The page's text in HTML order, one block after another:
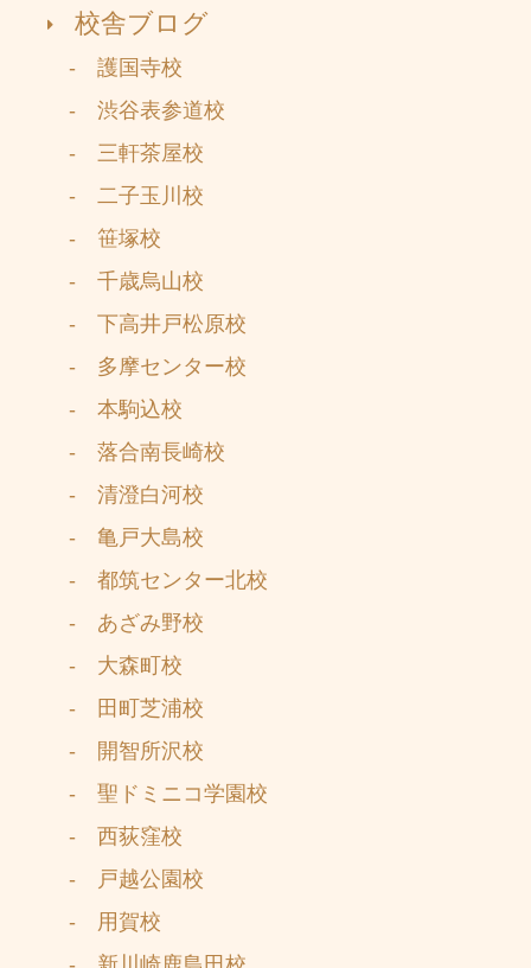
校舎ブログ
- 護国寺校
- 渋谷表参道校
- 三軒茶屋校
- 二子玉川校
- 笹塚校
- 千歳烏山校
- 下高井戸松原校
- 多摩センター校
- 本駒込校
- 落合南長崎校
- 清澄白河校
- 亀戸大島校
- 都筑センター北校
- あざみ野校
- 大森町校
- 田町芝浦校
- 開智所沢校
- 聖ドミニコ学園校
- 西荻窪校
- 戸越公園校
- 用賀校